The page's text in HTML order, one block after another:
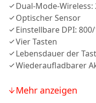
Dual-Mode-
Optischer Sensor
Einstellbare DPI:
Vier Tasten
Lebensdauer der
Wiederaufladbarer
Mehr anzeigen